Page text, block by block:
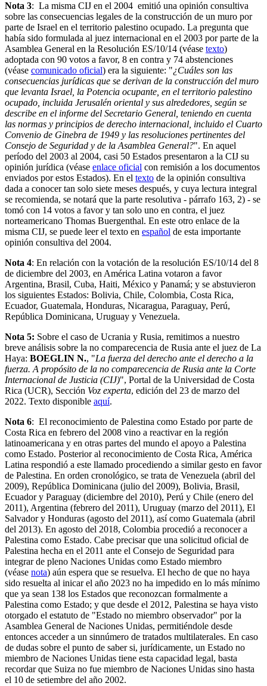
Nota 3: La misma CIJ en el 2004 emitió una opinión consultiva
sobre las consecuencias legales de la construcción de un muro por
parte de Israel en el territorio palestino ocupado. La pregunta que
había sido formulada al juez internacional en el 2003 por parte de la
Asamblea General en la Resolución ES/10/14 (véase texto)
adoptada con 90 votos a favor, 8 en contra y 74 abstenciones
(véase comunicado oficial) era la siguiente: "¿Cuáles son las
consecuencias jurídicas que se derivan de la construcción del muro
que levanta Israel, la Potencia ocupante, en el territorio palestino
ocupado, incluida Jerusalén oriental y sus alrededores, según se
describe en el informe del Secretario General, teniendo en cuenta
las normas y principios de derecho internacional, incluido el Cuarto
Convenio de Ginebra de 1949 y las resoluciones pertinentes del
Consejo de Seguridad y de la Asamblea General?". En aquel
período del 2003 al 2004, casi 50 Estados presentaron a la CIJ su
opinión jurídica (véase enlace oficial con remisión a los documentos
enviados por estos Estados). En el texto de la opinión consultiva
dada a conocer tan solo siete meses después, y cuya lectura integral
se recomienda, se notará que la parte resolutiva - párrafo 163, 2) - se
tomó con 14 votos a favor y tan solo uno en contra, el juez
norteamericano Thomas Buergenthal. En este otro enlace de la
misma CIJ, se puede leer el texto en español de esta importante
opinión consultiva del 2004.
Nota 4: En relación con la votación de la resolución ES/10/14 del 8
de diciembre del 2003, en América Latina votaron a favor
Argentina, Brasil, Cuba, Haiti, México y Panamá; y se abstuvieron
los siguientes Estados: Bolivia, Chile, Colombia, Costa Rica,
Ecuador, Guatemala, Honduras, Nicaragua, Paraguay, Perú,
República Dominicana, Uruguay y Venezuela.
Nota 5: Sobre el caso de Ucrania y Rusia, remitimos a nuestro
breve análisis sobre la no comparecencia de Rusia ante el juez de La
Haya: BOEGLIN N., "La fuerza del derecho ante el derecho a la
fuerza. A propósito de la no comparecencia de Rusia ante la Corte
Internacional de Justicia (CIJ)", Portal de la Universidad de Costa
Rica (UCR), Sección Voz experta, edición del 23 de marzo del
2022. Texto disponible aquí.
Nota 6: El reconocimiento de Palestina como Estado por parte de
Costa Rica en febrero del 2008 vino a reactivar en la región
latinoamericana y en otras partes del mundo el apoyo a Palestina
como Estado. Posterior al reconocimiento de Costa Rica, América
Latina respondió a este llamado procediendo a similar gesto en favor
de Palestina. En orden cronológico, se trata de Venezuela (abril del
2009), República Dominicana (julio del 2009), Bolivia, Brasil,
Ecuador y Paraguay (diciembre del 2010), Perú y Chile (enero del
2011), Argentina (febrero del 2011), Uruguay (marzo del 2011), El
Salvador y Honduras (agosto del 2011), así como Guatemala (abril
del 2013). En agosto del 2018, Colombia procedió a reconocer a
Palestina como Estado. Cabe precisar que una solicitud oficial de
Palestina hecha en el 2011 ante el Consejo de Seguridad para
integrar de pleno Naciones Unidas como Estado miembro
(véase nota) aún espera que se resuelva. El hecho de que no haya
sido resuelta al inicar el año 2023 no ha impedido en lo más mínimo
que ya sean 138 los Estados que reconozcan formalmente a
Palestina como Estado; y que desde el 2012, Palestina se haya visto
otorgado el estatuto de "Estado no miembro observador" por la
Asamblea General de Naciones Unidas, permitiéndole desde
entonces acceder a un sinnúmero de tratados multilaterales. En caso
de dudas sobre el punto de saber si, jurídicamente, un Estado no
miembro de Naciones Unidas tiene esta capacidad legal, basta
recordar que Suiza no fue miembro de Naciones Unidas sino hasta
el 10 de setiembre del año 2002.